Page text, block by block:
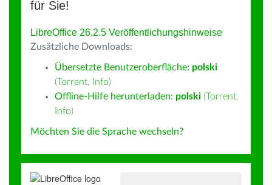
für Sie!
LibreOffice 26.2.5 Veröffentlichungshinweise
Zusätzliche Downloads:
Übersetzte Benutzeroberfläche: polski
(Torrent, Info)
Offline-Hilfe herunterladen: polski (Torrent,
Info)
Möchten Sie die Sprache wechseln?